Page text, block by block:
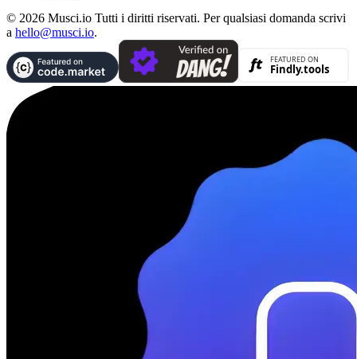
© 2026 Musci.io Tutti i diritti riservati. Per qualsiasi domanda scrivi
a hello@musci.io.